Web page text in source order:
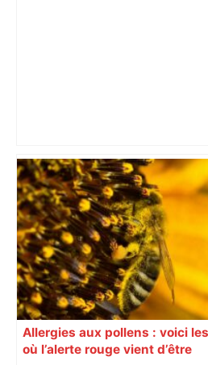
A680 Toulouse fermée dans
– Radio VINCI Autoroutes
Allergies aux pollens : voici
où l’alerte rouge vient d’être